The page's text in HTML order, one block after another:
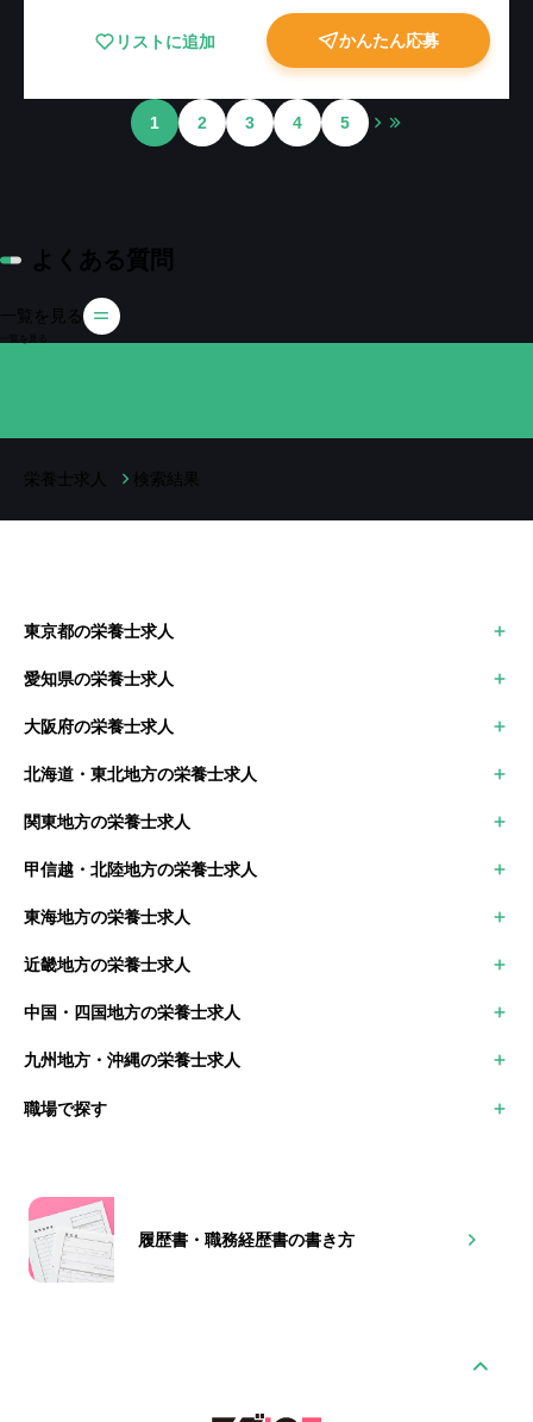
リストに追加 かんたん応募
1 2 3 4 5
よくある質問
一覧を見る
栄養士求人 検索結果
東京都の栄養士求人
大田区
江戸川区
愛知県の栄養士求人
名古屋市中村区
岡崎市
大阪府の栄養士求人
堺市
茨木市
北海道・東北地方の栄養士求人
青森県の栄養士求人
秋田県の栄養士求人
山形県の栄養士求人
関東地方の栄養士求人
神奈川県の栄養士求人
埼玉県の栄養士求人
栃木県の栄養士求人
甲信越・北陸地方の栄養士求人
富山県の栄養士求人
福井県の栄養士求人
長野県の栄養士求人
東海地方の栄養士求人
岐阜県の栄養士求人
静岡県の栄養士求人
近畿地方の栄養士求人
京都府の栄養士求人
滋賀県の栄養士求人
和歌山県の栄養士求人
中国・四国地方の栄養士求人
島根県の栄養士求人
広島県の栄養士求人
愛媛県の栄養士求人
高知県の栄養士求人
九州地方・沖縄の栄養士求人
佐賀県の栄養士求人
宮崎県の栄養士求人
鹿児島県の栄養士求人
沖縄県の栄養士求人
職場で探す
高齢者施設
社員食堂
障害者支援施設
学校
履歴書・職務経歴書の書き方